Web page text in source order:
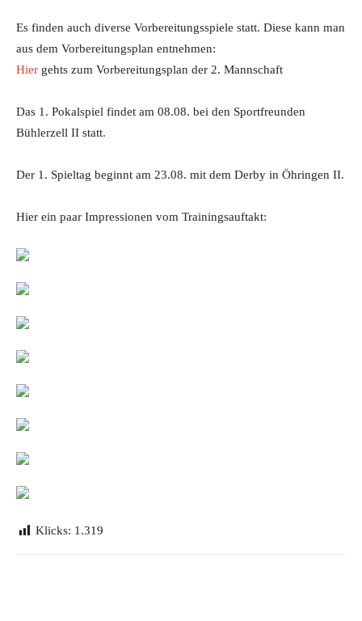
Es finden auch diverse Vorbereitungsspiele statt. Diese kann man
aus dem Vorbereitungsplan entnehmen:
Hier gehts zum Vorbereitungsplan der 2. Mannschaft
Das 1. Pokalspiel findet am 08.08. bei den Sportfreunden
Bühlerzell II statt.
Der 1. Spieltag beginnt am 23.08. mit dem Derby in Öhringen II.
Hier ein paar Impressionen vom Trainingsauftakt:
Klicks: 1.319